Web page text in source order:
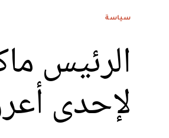
سياسة
الرئيس
لإحدى